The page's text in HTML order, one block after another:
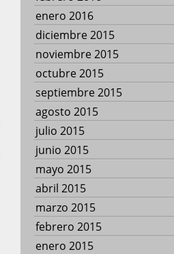
enero 2016
diciembre 2015
noviembre 2015
octubre 2015
septiembre 2015
agosto 2015
julio 2015
junio 2015
mayo 2015
abril 2015
marzo 2015
febrero 2015
enero 2015